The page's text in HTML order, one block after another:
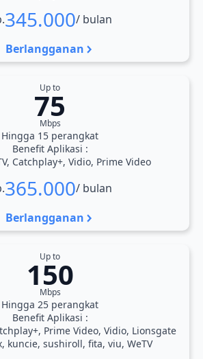
345.000/ bulan
Berlangganan
Up to
75
Mbps
Hingga 15 perangkat
Benefit Aplikasi :
Catchplay+, Vidio, Prime Video
365.000/ bulan
Berlangganan
Up to
150
Mbps
Hingga 25 perangkat
Benefit Aplikasi :
Prime Video, Vidio, Lionsgate
kuncie, sushiroll, fita, viu, WeTV